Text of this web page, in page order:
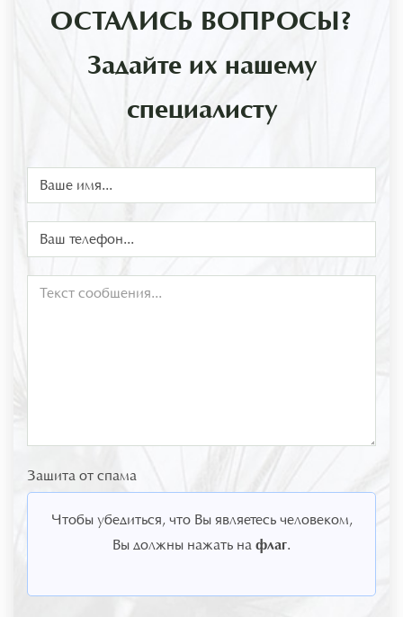
ОСТАЛИСЬ ВОПРОСЫ?
Задайте их нашему
специалисту
Защита от спама
Чтобы убедиться, что Вы являетесь человеком,
Вы должны нажать на флаг.